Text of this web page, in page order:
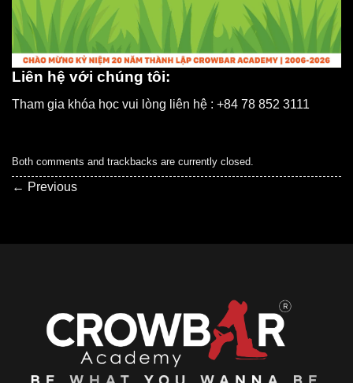
Liên hệ với chúng tôi:
Tham gia khóa học vui lòng liên hệ : +84 78 852 3111
Both comments and trackbacks are currently closed.
← Previous